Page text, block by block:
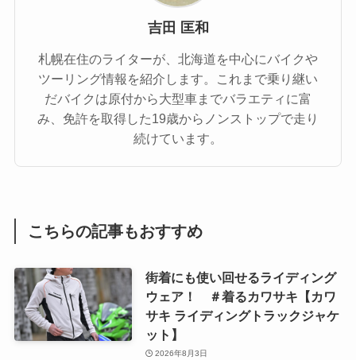
吉田 匡和
札幌在住のライターが、北海道を中心にバイクや
ツーリング情報を紹介します。これまで乗り継い
だバイクは原付から大型車までバラエティに富
み、免許を取得した19歳からノンストップで走り
続けています。
こちらの記事もおすすめ
街着にも使い回せるライディング
ウェア！ ＃着るカワサキ【カワ
サキ ライディングトラックジャケ
ット】
2026年8月3日